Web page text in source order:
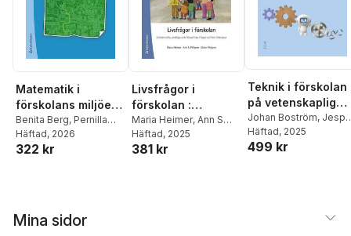
Matematik i
förskolans miljöer -
Kommunikation och
undervisning i
vardag och lek
Benita Berg, Pernilla
Sundqvist
Häftad, 2026
322 kr
Livsfrågor i
förskolan :
existentiella,
andliga och
filosofiska frågor
Maria Heimer, Ann S
Pihlgren,Malin Pihlgren
Häftad, 2025
381 kr
Teknik i förskolan
på vetenskaplig
grund : robotar
möter enkla
maskiner
Johan Boström,
Haglund,Jonas
Hallström
Häftad, 2025
499 kr
Mina sidor